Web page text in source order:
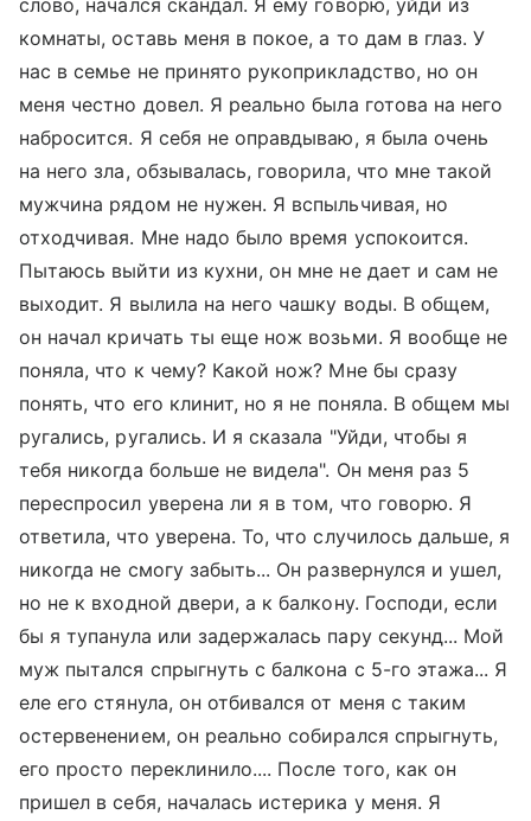
слово, начался скандал. Я ему говорю, уйди из
комнаты, оставь меня в покое, а то дам в глаз. У
нас в семье не принято рукоприкладство, но он
меня честно довел. Я реально была готова на него
набросится. Я себя не оправдываю, я была очень
на него зла, обзывалась, говорила, что мне такой
мужчина рядом не нужен. Я вспыльчивая, но
отходчивая. Мне надо было время успокоится.
Пытаюсь выйти из кухни, он мне не дает и сам не
выходит. Я вылила на него чашку воды. В общем,
он начал кричать ты еще нож возьми. Я вообще не
поняла, что к чему? Какой нож? Мне бы сразу
понять, что его клинит, но я не поняла. В общем мы
ругались, ругались. И я сказала "Уйди, чтобы я
тебя никогда больше не видела". Он меня раз 5
переспросил уверена ли я в том, что говорю. Я
ответила, что уверена. То, что случилось дальше, я
никогда не смогу забыть... Он развернулся и ушел,
но не к входной двери, а к балкону. Господи, если
бы я тупанула или задержалась пару секунд... Мой
муж пытался спрыгнуть с балкона с 5-го этажа... Я
еле его стянула, он отбивался от меня с таким
остервенением, он реально собирался спрыгнуть,
его просто переклинило.... После того, как он
пришел в себя, началась истерика у меня. Я